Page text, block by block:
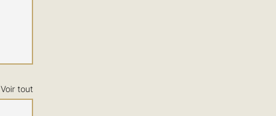
Voir tout